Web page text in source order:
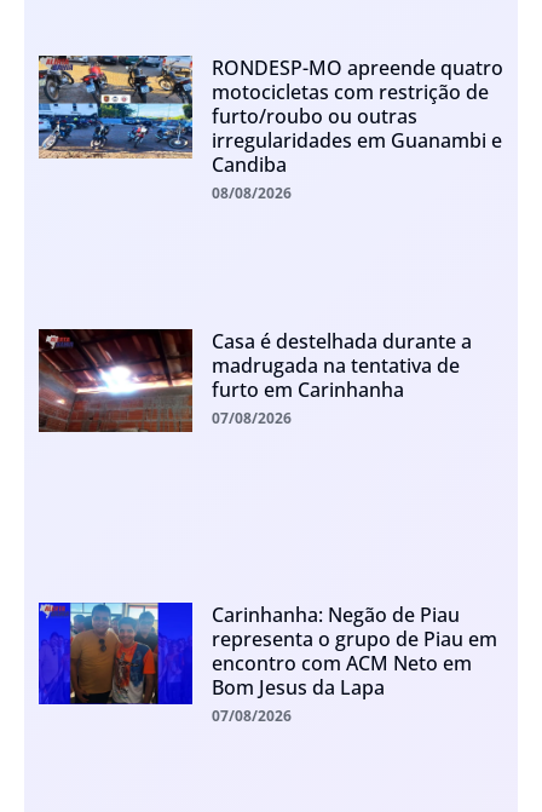
RONDESP-MO apreende quatro
motocicletas com restrição de
furto/roubo ou outras
irregularidades em Guanambi e
Candiba
08/08/2026
Casa é destelhada durante a
madrugada na tentativa de
furto em Carinhanha
07/08/2026
Carinhanha: Negão de Piau
representa o grupo de Piau em
encontro com ACM Neto em
Bom Jesus da Lapa
07/08/2026